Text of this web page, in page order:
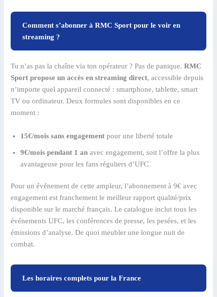
Comment s’abonner à RMC Sport pour le voir en
streaming ?
Tu n’as pas la chaîne via ton opérateur ? Pas de panique.RMC
Sport propose un accès en streaming direct, accessible depuis
n’importe quel appareil connecté : smartphone, tablette, smart
TV ou ordinateur. Deux formules sont disponibles en ce
moment :
15€/mois sans engagement pour une liberté totale
9€/mois pendant 1 an avec engagement, soit l’offre la plus
avantageuse pour les fans réguliers d’UFC
Pour un événement de cette ampleur, l’abonnement à 9€ avec
engagement est franchement le meilleur rapport qualité/prix
disponible sur le marché français. Le catalogue inclut tous les
événements UFC, les conférences de presse, les pesées, et les
émissions d’analyse. De quoi meubler une longue nuit de
combat.
Les horaires complets pour la France